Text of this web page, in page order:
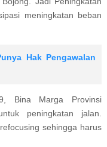
meningkatan beban
Hak Pengawalan
Bina Marga Provinsi
peningkatan jalan.
sehingga harus